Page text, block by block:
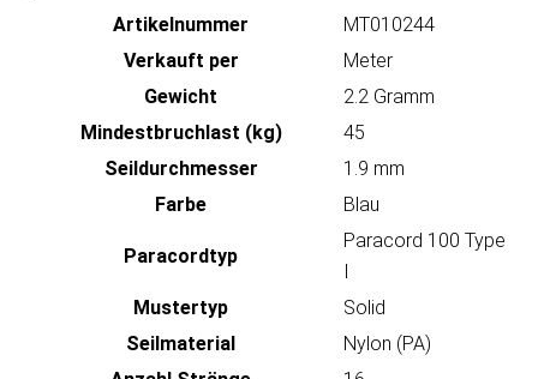
Artikeln‌ummer
MT010244
Verkauft per
Meter
Gewicht
2.2 Gramm
Mindestbruchlast (kg)
45
Seildurchmesser
1.9 mm
Farbe
Blau
Paracordtyp
Paracord 100 Type
I
Mustertyp
Solid
Seilmaterial
Nylon (PA)